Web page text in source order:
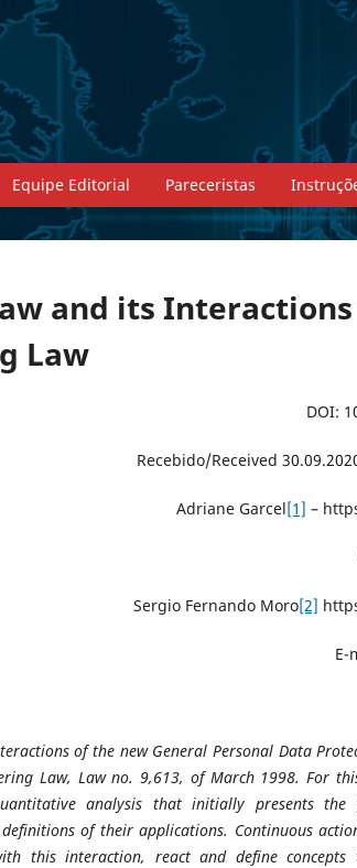
Equipe Editorial Pareceristas
and its
Law
DOI:
Recebido/Received
Adriane Garcel[1] –
Sergio Fernando Moro[2]
E-
of the new General Personal Data
Law, Law no. 9,613, of March 1998. For
analysis that initially presents the
of their applications. Continuous
this interaction, react and define